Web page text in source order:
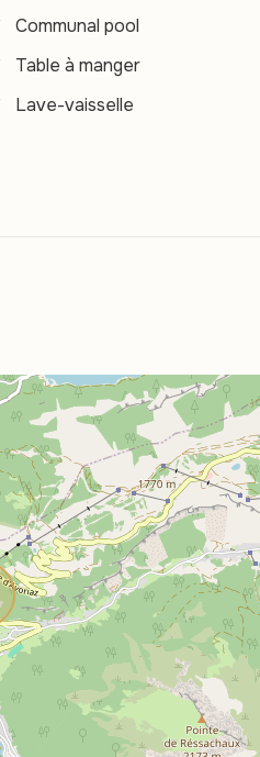
Communal pool
Table à manger
Lave-vaisselle